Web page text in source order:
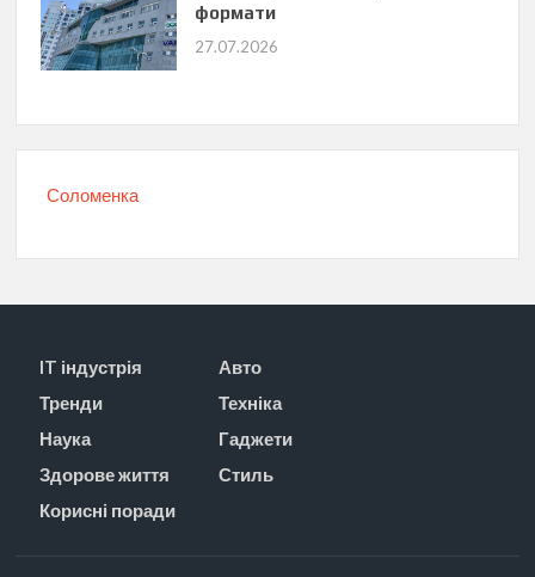
формати
27.07.2026
Соломенка
IT індустрія
Авто
Тренди
Техніка
Наука
Гаджети
Здорове життя
Стиль
Корисні поради